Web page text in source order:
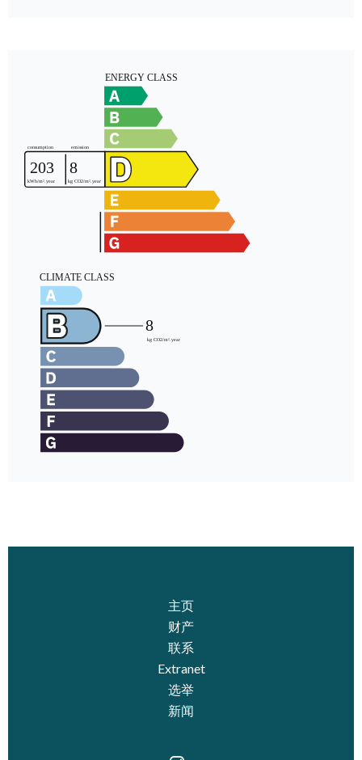
主页
财产
联系
Extranet
选举
新闻